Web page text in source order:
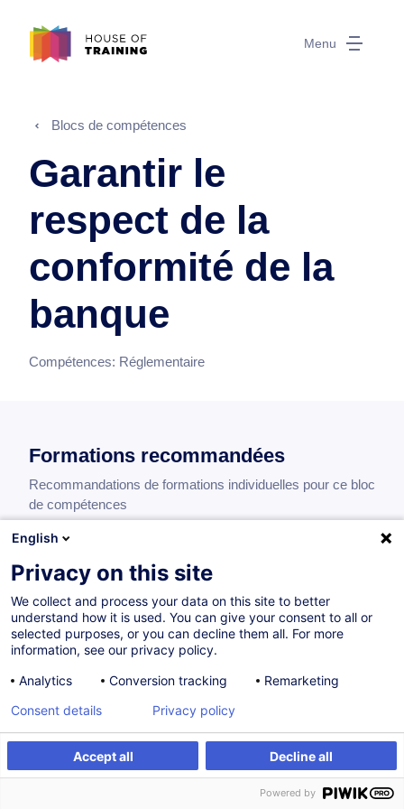
Menu
Blocs de compétences
Garantir le
respect de la
conformité de la
banque
Compétences: Réglementaire
Formations recommandées
Recommandations de formations individuelles pour ce bloc
de compétences
Compliance - Masterclass Compliance Officer
dans le secteur financier
FR
Parcours certifiant
1 200,00EUR
23.09.2026 18H Certifications
Formation présentielle Cours du jour
English
Privacy on this site
We collect and process your data on this site to better
understand how it is used. You can give your consent to all or
selected purposes, or you can decline them all. For more
information, see our privacy policy.
Analytics
Conversion tracking Remarketing
Accept all Decline all
Consent details Privacy policy
Powered by